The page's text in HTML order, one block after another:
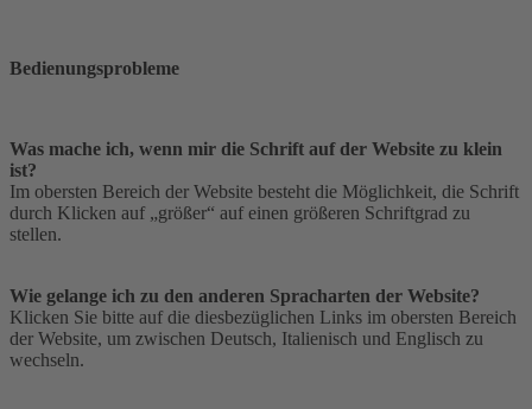
Bedienungsprobleme
Was mache ich, wenn mir die Schrift auf der Website zu klein
ist?
Im obersten Bereich der Website besteht die Möglichkeit, die Schrift
durch Klicken auf „größer“ auf einen größeren Schriftgrad zu
stellen.
Wie gelange ich zu den anderen Spracharten der Website?
Klicken Sie bitte auf die diesbezüglichen Links im obersten Bereich
der Website, um zwischen Deutsch, Italienisch und Englisch zu
wechseln.